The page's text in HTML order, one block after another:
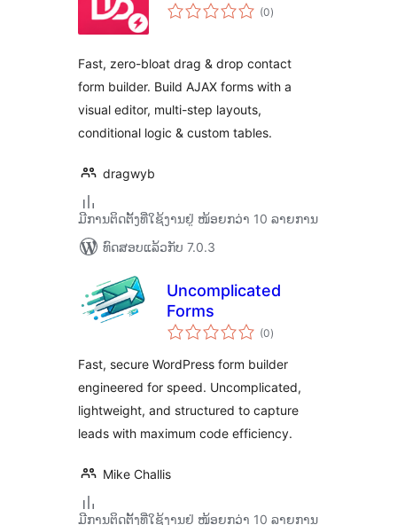
(0ຄະແນນ
ທັງໝົດ
)
Fast, zero-bloat drag & drop contact
form builder. Build AJAX forms with a
visual editor, multi-step layouts,
conditional logic & custom tables.
dragwyb
ມີການຕິດຕັ້ງທີ່ໃຊ້ງານຢູ່ ໜ້ອຍກວ່າ 10 ລາຍການ
ທົດສອບແລ້ວກັບ 7.0.3
Uncomplicated
Forms
(0ຄະແນນ
ທັງໝົດ
)
Fast, secure WordPress form builder
engineered for speed. Uncomplicated,
lightweight, and structured to capture
leads with maximum code efficiency.
Mike Challis
ມີການຕິດຕັ້ງທີ່ໃຊ້ງານຢູ່ ໜ້ອຍກວ່າ 10 ລາຍການ